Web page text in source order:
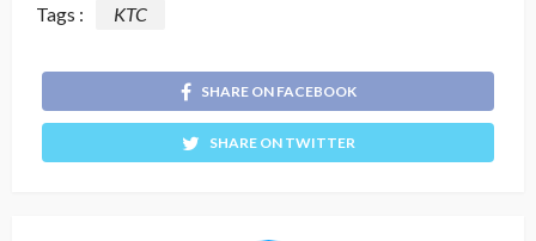
Tags : KTC
SHARE ON FACEBOOK
SHARE ON TWITTER